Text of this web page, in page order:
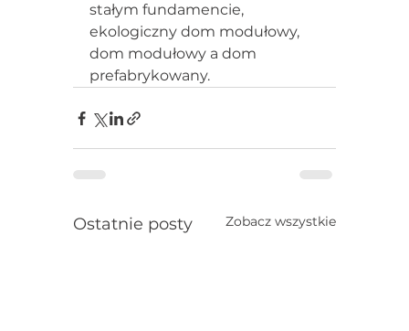
stałym fundamencie,
ekologiczny dom modułowy,
dom modułowy a dom
prefabrykowany.
Ostatnie posty Zobacz wszystkie